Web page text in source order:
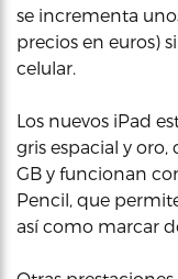
se incrementa
precios en euros)
celular.
Los nuevos iPad
gris espacial y oro,
GB y funcionan
Pencil, que
así como marcar